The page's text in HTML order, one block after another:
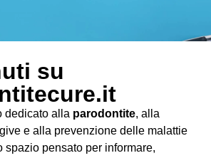
su
dedicato alla parodontite, alla
e alla prevenzione delle malattie
spazio pensato per informare,